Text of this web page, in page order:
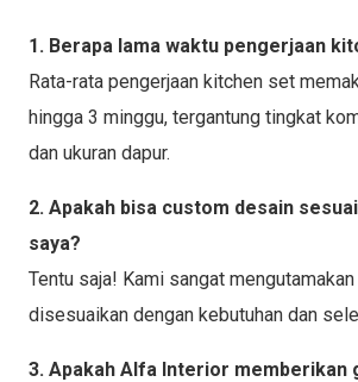
1. Berapa lama waktu pengerjaan
Rata-rata pengerjaan kitchen set
hingga 3 minggu, tergantung tingkat
dan ukuran dapur.
2. Apakah bisa custom desain
saya?
Tentu saja! Kami sangat
disesuaikan dengan kebutuhan dan
3. Apakah Alfa Interior memberikan